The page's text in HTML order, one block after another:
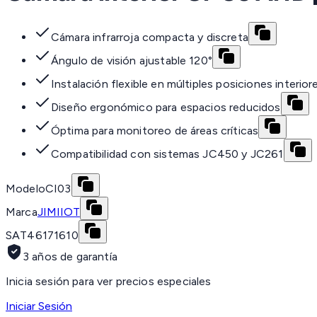
Cámara infrarroja compacta y discreta
Ángulo de visión ajustable 120°
Instalación flexible en múltiples posiciones
Diseño ergonómico para espacios reducidos
Óptima para monitoreo de áreas críticas
Compatibilidad con sistemas JC450 y JC261
ModeloCI03
MarcaJIMIIOT
SAT46171610
3 años de garantía
Inicia sesión para ver precios especiales
Iniciar Sesión